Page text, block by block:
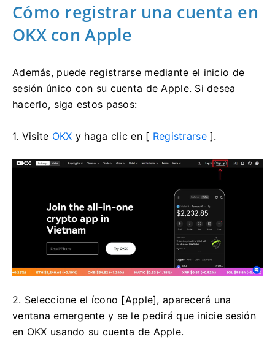
Cómo registrar una cuenta en
OKX con Apple
Además, puede registrarse mediante el inicio de
sesión único con su cuenta de Apple. Si desea
hacerlo, siga estos pasos:
1. Visite OKX y haga clic en [ Registrarse].
2. Seleccione el ícono [Apple], aparecerá una
ventana emergente y se le pedirá que inicie sesión
en OKX usando su cuenta de Apple.